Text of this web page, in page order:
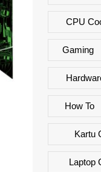
CPU
Gaming
How To
Kartu
Laptop